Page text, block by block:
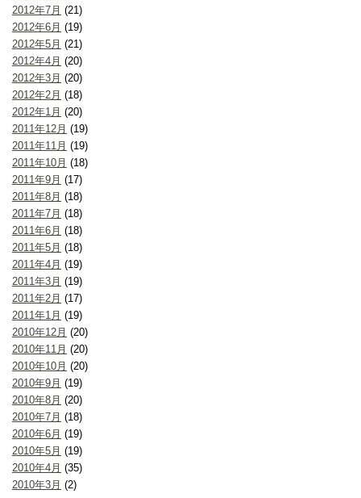
2012年7月 (21)
2012年6月 (19)
2012年5月 (21)
2012年4月 (20)
2012年3月 (20)
2012年2月 (18)
2012年1月 (20)
2011年12月 (19)
2011年11月 (19)
2011年10月 (18)
2011年9月 (17)
2011年8月 (18)
2011年7月 (18)
2011年6月 (18)
2011年5月 (18)
2011年4月 (19)
2011年3月 (19)
2011年2月 (17)
2011年1月 (19)
2010年12月 (20)
2010年11月 (20)
2010年10月 (20)
2010年9月 (19)
2010年8月 (20)
2010年7月 (18)
2010年6月 (19)
2010年5月 (19)
2010年4月 (35)
2010年3月 (2)